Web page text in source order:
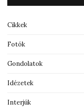
Cikkek
Fotók
Gondolatok
Idézetek
Interjúk